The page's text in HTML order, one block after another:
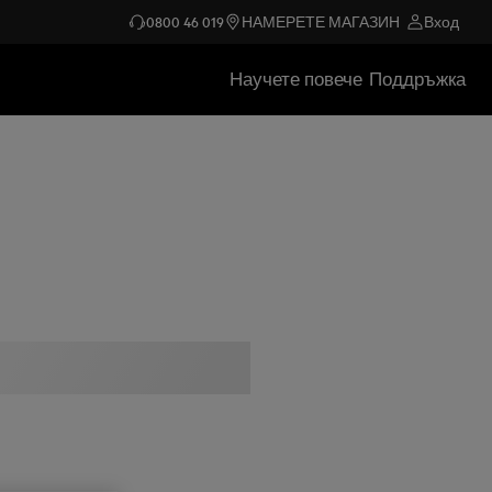
0800 46 019 НАМЕРЕТЕ МАГАЗИН Вход
Научете повече Поддръжка